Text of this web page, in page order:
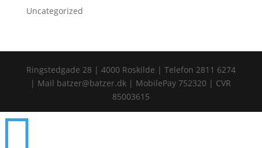
Uncategorized
Ringstedgade 28 | 4000 Roskilde | Telefon 2811 6274
| Mail batzer@batzer.dk | MobilePay 752320 | CVR
85003615